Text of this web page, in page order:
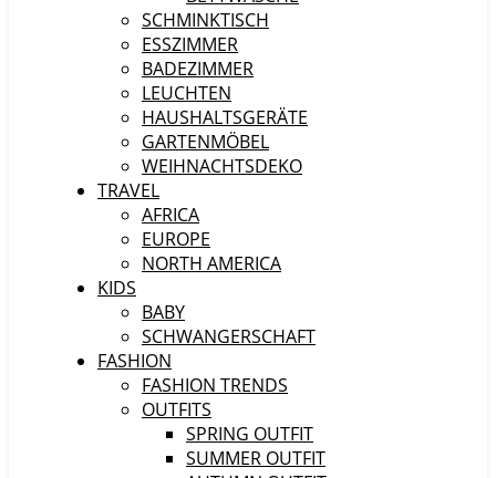
SCHMINKTISCH
ESSZIMMER
BADEZIMMER
LEUCHTEN
HAUSHALTSGERÄTE
GARTENMÖBEL
WEIHNACHTSDEKO
TRAVEL
AFRICA
EUROPE
NORTH AMERICA
KIDS
BABY
SCHWANGERSCHAFT
FASHION
FASHION TRENDS
OUTFITS
SPRING OUTFIT
SUMMER OUTFIT